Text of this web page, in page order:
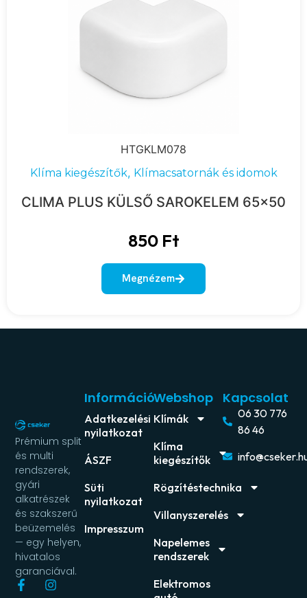
HTGKLM078
Klíma kiegészítők, Klímacsatornák és idomok
CLIMA PLUS KÜLSŐ SAROKELEM 65×50
850 Ft
Megnézem
Prémium split
és multi
rendszerek,
gyári
alkatrészek
és szakszerű
beüzemelés
— egy helyen,
hivatalos
garanciával.
Webshop
Klímák
Klíma
kiegészítők
Rögzítéstechnika
Villanyszerelés
Napelemes
rendszerek
Elektromos
Információ
Adatkezelési
nyilatkozat
ÁSZF
Süti
nyilatkozat
Impresszum
Kapcsolat
06 30 776
86 46